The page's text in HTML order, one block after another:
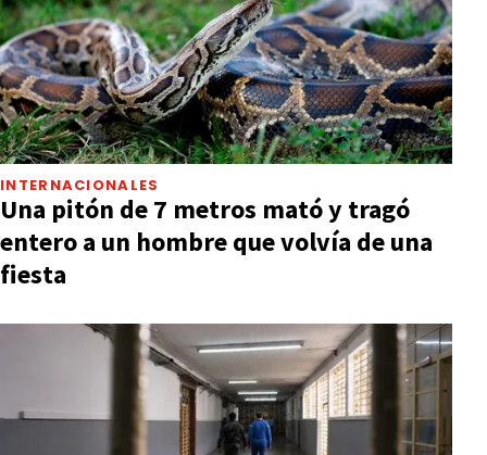
INTERNACIONALES
Una pitón de 7 metros mató y tragó
entero a un hombre que volvía de una
fiesta